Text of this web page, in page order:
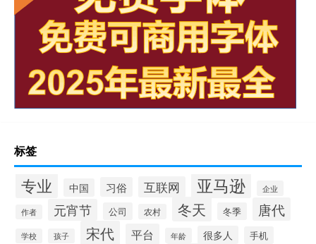
标签
专业 中国 习俗 互联网 亚马逊 企业
作者 元宵节 公司 农村 冬天 冬季 唐代
学校 孩子 宋代 平台 年龄 很多人 手机